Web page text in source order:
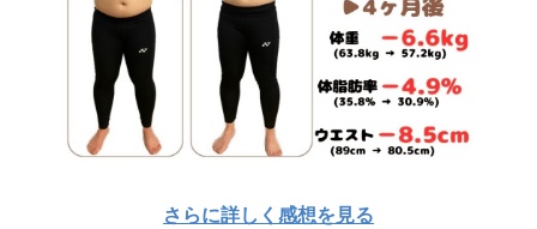
さらに詳しく感想を見る